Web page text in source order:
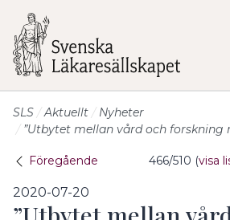
SLS Aktuellt
Nyheter
”Utbytet mellan vård och forskning
Föregående 466/510 (visa
2020-07-20